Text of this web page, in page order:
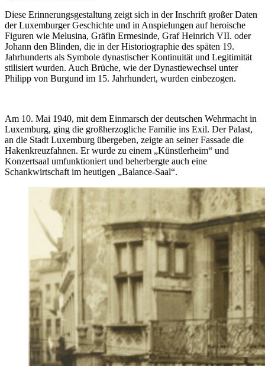
Diese Erinnerungsgestaltung zeigt sich in der Inschrift großer Daten
der Luxemburger Geschichte und in Anspielungen auf heroische
Figuren wie Melusina, Gräfin Ermesinde, Graf Heinrich VII. oder
Johann den Blinden, die in der Historiographie des späten 19.
Jahrhunderts als Symbole dynastischer Kontinuität und Legitimität
stilisiert wurden. Auch Brüche, wie der Dynastiewechsel unter
Philipp von Burgund im 15. Jahrhundert, wurden einbezogen.
Am 10. Mai 1940, mit dem Einmarsch der deutschen Wehrmacht in
Luxemburg, ging die großherzogliche Familie ins Exil. Der Palast,
an die Stadt Luxemburg übergeben, zeigte an seiner Fassade die
Hakenkreuzfahnen. Er wurde zu einem „Künstlerheim“ und
Konzertsaal umfunktioniert und beherbergte auch eine
Schankwirtschaft im heutigen „Balance-Saal“.